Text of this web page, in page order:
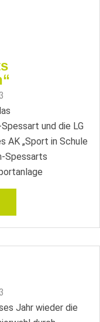
und die LG
AK „Sport in Schule
Spessarts
Jahr wieder die